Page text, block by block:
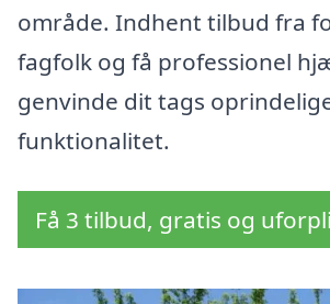
område. Indhent tilbud fra
fagfolk og få professionel
genvinde dit tags
funktionalitet.
Få 3 tilbud, gratis og